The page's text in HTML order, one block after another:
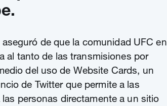
aseguró de que la comunidad UFC en
al tanto de las transmisiones por
del uso de Website Cards, un
de Twitter que permite a las
las personas directamente a un sitio